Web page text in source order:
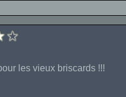
les vieux briscards !!!